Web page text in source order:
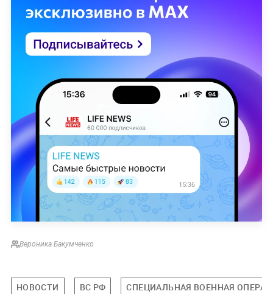
Вероника Бакумченко
НОВОСТИ ВС РФ СПЕЦИАЛЬНАЯ ВОЕННАЯ